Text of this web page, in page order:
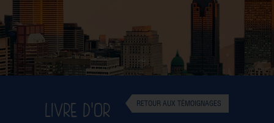
NOS OFFRES PARTENAIRES
DEVENIR MEMBRE
RETOUR AUX TÉMOIGNAGES
LIVRE D'OR